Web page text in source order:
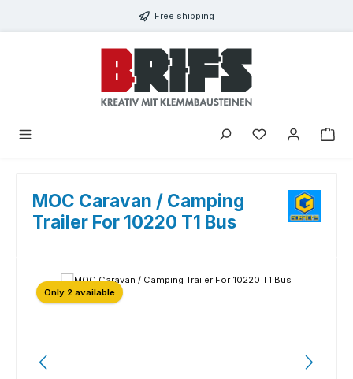
Free shipping
Hai 0 articoli nella
MOC Caravan / Camping
Trailer For 10220 T1 Bus
Salta la galleria di immagini
Only 2 available